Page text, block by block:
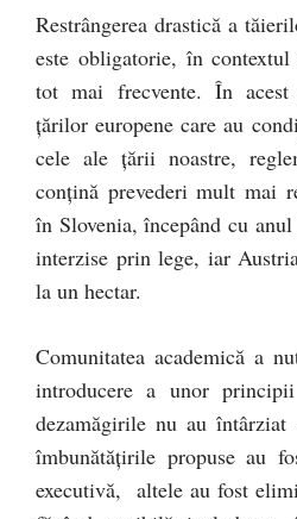
Restrângerea drastică a
este obligatorie, în
tot mai frecvente. În acest
ţărilor europene care au
cele ale ţării noastre,
conţină prevederi mult mai
în Slovenia, începând cu
interzise prin lege, iar
la un hectar.
Comunitatea academică a
introducere a unor
dezamăgirile nu au
îmbunătăţirile propuse au
executivă, altele au fost